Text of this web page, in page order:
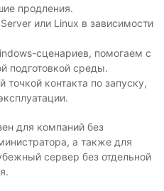
продления.
или Linux в зависимости
сценариев, помогаем с
подготовкой среды.
контакта по запуску,
для компаний без
а также для
сервер без отдельной